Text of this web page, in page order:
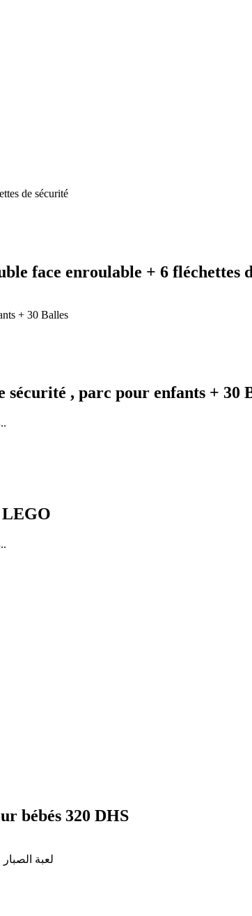
face enroulable + 6 fléchettes
, parc pour enfants + 30
Le prix actuel est : 450.00د.م..
LEGO
Le prix actuel est : 189.00د.م..
bébés 320 DHS